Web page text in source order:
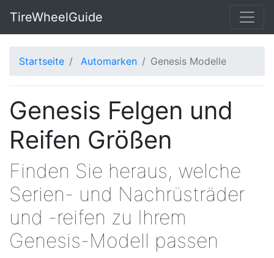
TireWheelGuide
Startseite Automarken Genesis Modelle
Genesis Felgen und
Reifen Größen
Finden Sie heraus, welche
Serien- und Nachrüsträder
und -reifen zu Ihrem
Genesis-Modell passen